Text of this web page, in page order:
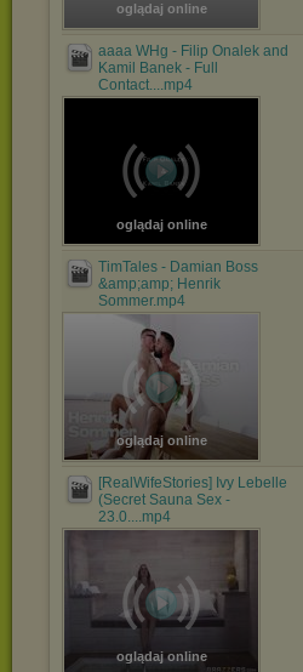
oglądaj online
aaaa WHg - Filip Onalek and
Kamil Banek - Full
Contact....mp4
oglądaj online
TimTales - Damian Boss
&amp;amp; Henrik
Sommer.mp4
oglądaj online
[RealWifeStories] Ivy Lebelle
(Secret Sauna Sex -
23.0....mp4
oglądaj online